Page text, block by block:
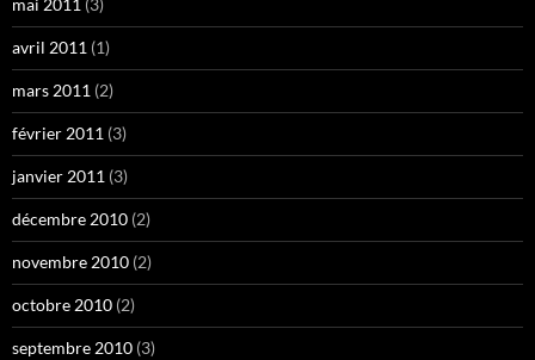
mai 2011 (3)
avril 2011 (1)
mars 2011 (2)
février 2011 (3)
janvier 2011 (3)
décembre 2010 (2)
novembre 2010 (2)
octobre 2010 (2)
septembre 2010 (3)